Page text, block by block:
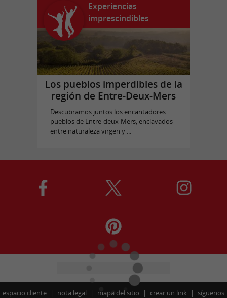
Experiencias
imprescindibles
Los pueblos imperdibles de la
región de Entre-Deux-Mers
Descubramos juntos los encantadores
pueblos de Entre-deux-Mers, enclavados
entre naturaleza virgen y ...
espacio cliente nota legal mapa del sitio crear un link síguenos